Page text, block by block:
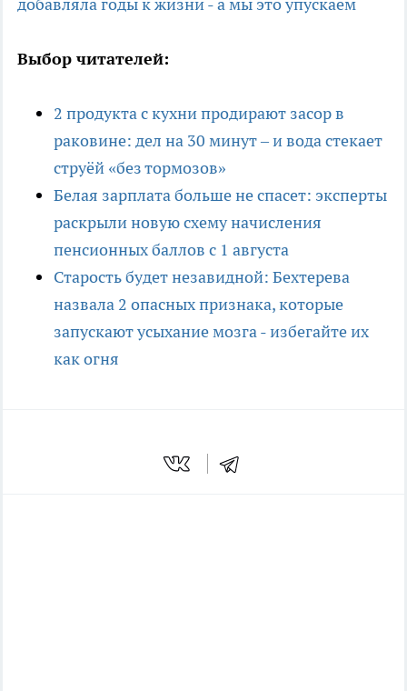
добавляла годы к жизни - а мы это упускаем
Выбор читателей:
2 продукта с кухни продирают засор в
раковине: дел на 30 минут – и вода стекает
струёй «без тормозов»
Белая зарплата больше не спасет: эксперты
раскрыли новую схему начисления
пенсионных баллов с 1 августа
Старость будет незавидной: Бехтерева
назвала 2 опасных признака, которые
запускают усыхание мозга - избегайте их
как огня